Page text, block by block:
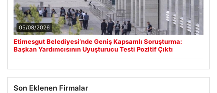
05/08/2026
Etimesgut Belediyesi’nde Geniş Kapsamlı Soruşturma:
Başkan Yardımcısının Uyuşturucu Testi Pozitif Çıktı
Son Eklenen Firmalar